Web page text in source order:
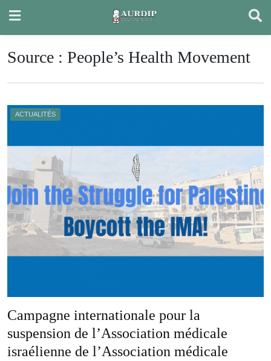
content
Source : People’s Health Movement
ACTUALITÉS
Campagne internationale pour la
suspension de l’Association médicale
israélienne de l’Association médicale